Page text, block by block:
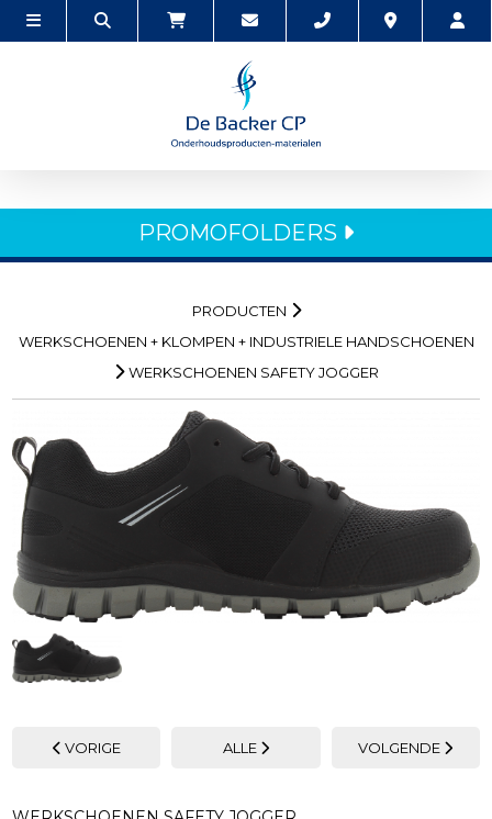
PROMOFOLDERS
PRODUCTEN
WERKSCHOENEN + KLOMPEN + INDUSTRIELE HANDSCHOENEN
WERKSCHOENEN SAFETY JOGGER
VORIGE ALLE VOLGENDE